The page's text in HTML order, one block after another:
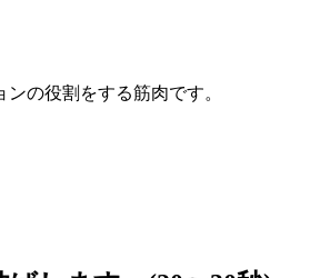
の役割をする筋肉です。